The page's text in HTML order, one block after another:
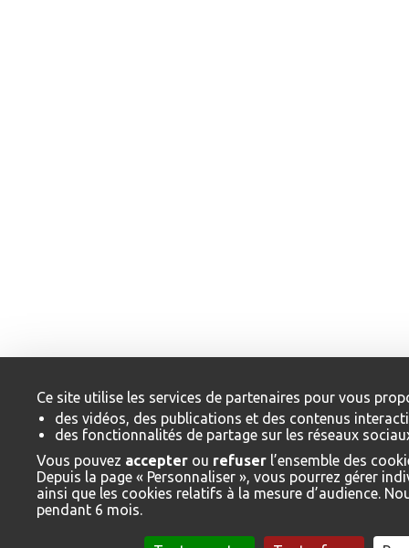
Ce site utilise les services de partenaires pour vous
des vidéos, des publications et des contenus
des fonctionnalités de partage sur les réseaux
Vous pouvez accepter ou refuser l’ensemble des
Depuis la page « Personnaliser », vous pourrez gérer
ainsi que les cookies relatifs à la mesure d’audience.
pendant 6 mois.